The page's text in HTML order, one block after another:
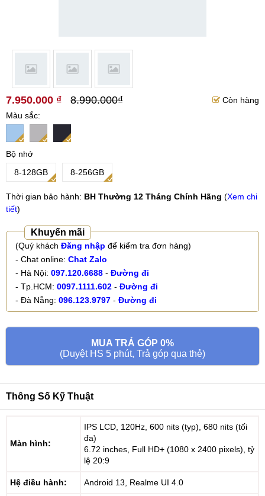
7.950.000 ₫ 8.990.000₫
Còn hàng
Màu sắc
Bộ nhớ
8-128GB
8-256GB
Thời gian bảo hành: BH Thường 12 Tháng Chính Hãng (Xem chi
tiết)
Khuyến mãi
(Quý kháchĐăng nhập để kiểm tra đơn hàng)
- Chat online: Chat Zalo
- Hà Nội: 097.120.6688
Đường đi
- Tp.HCM: 0097.1111.602
Đường đi
- Đà Nẵng: 096.123.9797 Đường đi
MUA TRẢ GÓP 0%
(Duyệt HS 5 phút, Trả góp qua thẻ)
Thông Số Kỹ Thuật
Màn hình:
IPS LCD, 120Hz, 600 nits (typ), 680 nits (tối
đa)
6.72 inches, Full HD+ (1080 x 2400 pixels), tỷ
lệ 20:9
Hệ điều hành: Android 13, Realme UI 4.0